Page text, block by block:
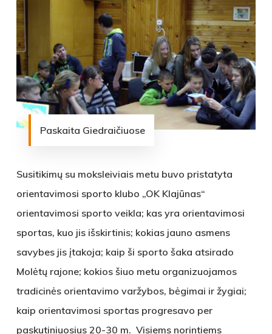
Paskaita Giedraičiuose
Susitikimų su moksleiviais metu buvo pristatyta
orientavimosi sporto klubo „OK Klajūnas“
orientavimosi sporto veikla; kas yra orientavimosi
sportas, kuo jis išskirtinis; kokias jauno asmens
savybes jis įtakoja; kaip ši sporto šaka atsirado
Molėtų rajone; kokios šiuo metu organizuojamos
tradicinės orientavimo varžybos, bėgimai ir žygiai;
kaip orientavimosi sportas progresavo per
paskutiniuosius 20-30 m. Visiems norintiems